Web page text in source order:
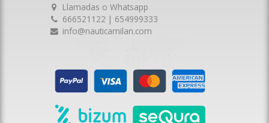
Llamadas o Whatsapp
666521122 | 654999333
info@nauticamilan.com